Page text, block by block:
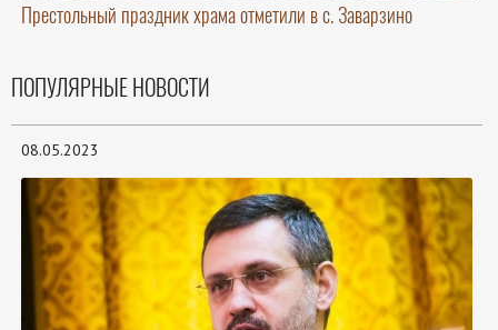
Престольный праздник храма отметили в с. Заварзино
ПОПУЛЯРНЫЕ НОВОСТИ
08.05.2023